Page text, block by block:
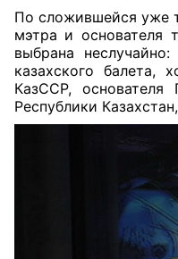
По сложившейся уже
мэтра и основателя
выбрана
казахского балета,
КазССР, основателя
Республики